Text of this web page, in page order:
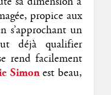
propice aux
s’approchant un
déjà qualifier
rend facilement
Simonest beau,